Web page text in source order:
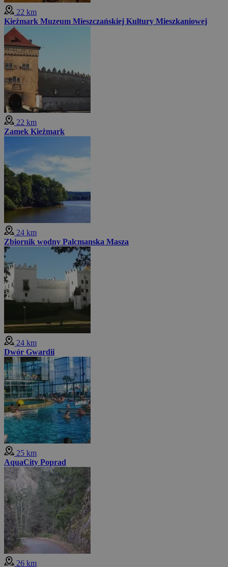
22 km
Kieżmark Muzeum Mieszczańskiej Kultury Mieszkaniowej
22 km
Zamek Kieżmark
24 km
Zbiornik wodny Palcmanska Masza
24 km
Dwór Gwardii
25 km
AquaCity Poprad
26 km